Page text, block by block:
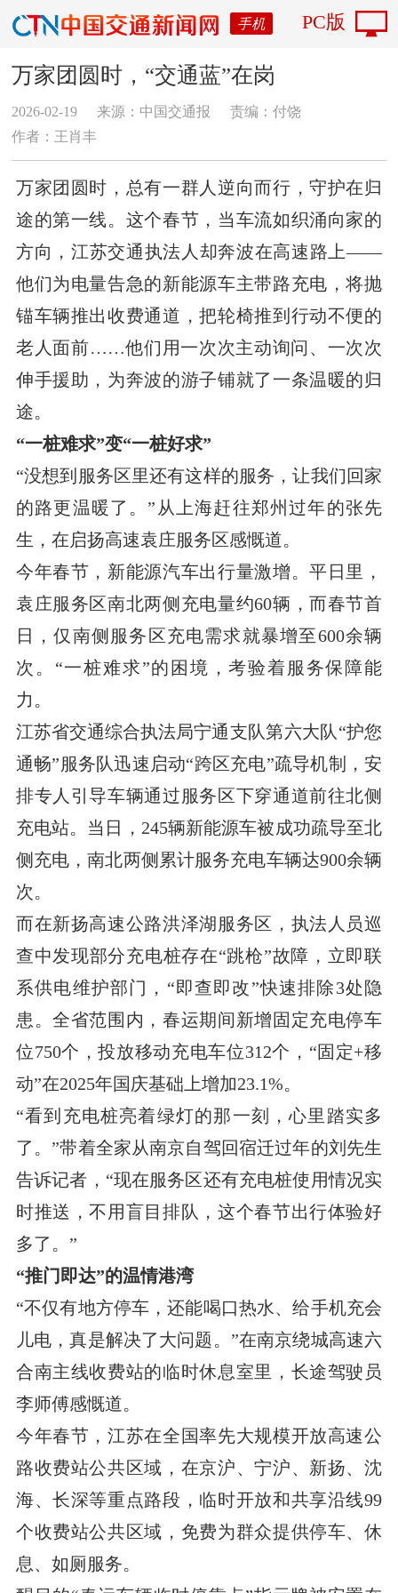
手机 PC版
万家团圆时，“交通蓝”在岗
2026-02-19 来源：中国交通报
责编：付饶
作者：王肖丰
万家团圆时，总有一群人逆向而行，守护在归
途的第一线。这个春节，当车流如织涌向家的
方向，江苏交通执法人却奔波在高速路上——
他们为电量告急的新能源车主带路充电，将抛
锚车辆推出收费通道，把轮椅推到行动不便的
老人面前……他们用一次次主动询问、一次次
伸手援助，为奔波的游子铺就了一条温暖的归
途。
“一桩难求”变“一桩好求”
“没想到服务区里还有这样的服务，让我们回家
的路更温暖了。”从上海赶往郑州过年的张先
生，在启扬高速袁庄服务区感慨道。
今年春节，新能源汽车出行量激增。平日里，
袁庄服务区南北两侧充电量约60辆，而春节首
日，仅南侧服务区充电需求就暴增至600余辆
次。“一桩难求”的困境，考验着服务保障能
力。
江苏省交通综合执法局宁通支队第六大队“护您
通畅”服务队迅速启动“跨区充电”疏导机制，安
排专人引导车辆通过服务区下穿通道前往北侧
充电站。当日，245辆新能源车被成功疏导至北
侧充电，南北两侧累计服务充电车辆达900余辆
次。
而在新扬高速公路洪泽湖服务区，执法人员巡
查中发现部分充电桩存在“跳枪”故障，立即联
系供电维护部门，“即查即改”快速排除3处隐
患。全省范围内，春运期间新增固定充电停车
位750个，投放移动充电车位312个，“固定+移
动”在2025年国庆基础上增加23.1%。
“看到充电桩亮着绿灯的那一刻，心里踏实多
了。”带着全家从南京自驾回宿迁过年的刘先生
告诉记者，“现在服务区还有充电桩使用情况实
时推送，不用盲目排队，这个春节出行体验好
多了。”
“推门即达”的温情港湾
“不仅有地方停车，还能喝口热水、给手机充会
儿电，真是解决了大问题。”在南京绕城高速六
合南主线收费站的临时休息室里，长途驾驶员
李师傅感慨道。
今年春节，江苏在全国率先大规模开放高速公
路收费站公共区域，在京沪、宁沪、新扬、沈
海、长深等重点路段，临时开放和共享沿线99
个收费站公共区域，免费为群众提供停车、休
息、如厕服务。